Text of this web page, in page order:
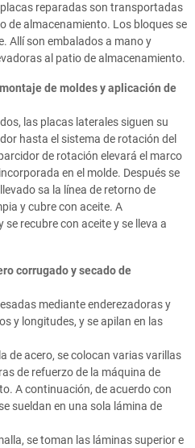
reparadas son transportadas
de almacenamiento. Los bloques se
Allí son embalados a mano y
al patio de almacenamiento.
de moldes y aplicación de
las placas laterales siguen su
hasta el sistema de rotación del
de rotación elevará el marco
en el molde. Después se
sa la línea de retorno de
y cubre con aceite. A
recubre con aceite y se lleva a
corrugado y secado de
mediante enderezadoras y
y longitudes, y se apilan en las
de acero, se colocan varias varillas
de refuerzo de la máquina de
A continuación, de acuerdo con
sueldan en una sola lámina de
se toman las láminas superior e